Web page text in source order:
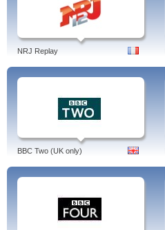
NRJ Replay
BBC Two (UK only)